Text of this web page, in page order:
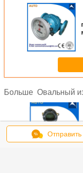
Больше Овальный
Отправить